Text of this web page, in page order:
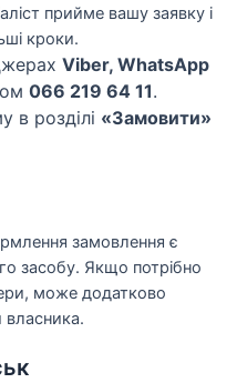
прийме вашу заявку і
кроки.
Viber, WhatsApp
066 219 64 11.
в розділі «Замовити»
замовлення є
засобу. Якщо потрібно
може додатково
власника.